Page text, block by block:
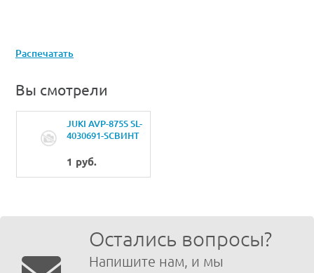
Распечатать
Вы смотрели
JUKI AVP-875S SL-
4030691-SCВИНТ
1 руб.
Остались вопросы?
Напишите нам, и мы